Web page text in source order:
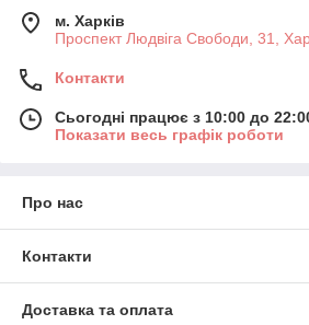
м. Харків
Проспект Людвіга Свободи, 31,
Контакти
Сьогодні працює з 10:00 до
Показати весь графік роботи
Про нас
Контакти
Доставка та оплата